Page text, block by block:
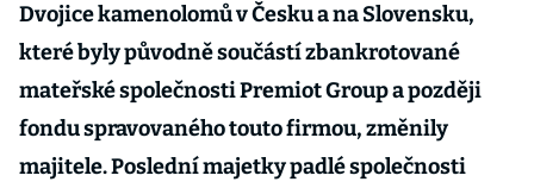
Dvojice kamenolomů v Česku a na Slovensku,
které byly původně součástí zbankrotované
mateřské společnosti Premiot Group a později
fondu spravovaného touto firmou, změnily
majitele. Poslední majetky padlé společnosti